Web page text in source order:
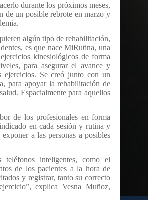
durante los próximos meses,
de un posible rebrote en marzo y
algún tipo de rehabilitación,
es que nace MiRutina, una
kinesiológicos de forma
para asegurar el avance y
ejercicios. Se creó junto con un
para apoyar la rehabilitación de
Espacialmente para aquellos
de los profesionales en forma
en cada sesión y rutina y
a las personas a posibles
inteligentes, como el
de los pacientes a la hora de
y registrar, tanto su correcto
explica Vesna Muñoz,